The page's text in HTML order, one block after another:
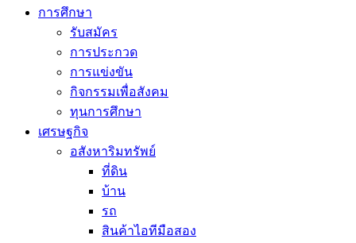
การศึกษา
รับสมัคร
การประกวด
การแข่งขัน
กิจกรรมเพื่อสังคม
ทุนการศึกษา
เศรษฐกิจ
อสังหาริมทรัพย์
ที่ดิน
บ้าน
รถ
สินค้าไอทีมือสอง